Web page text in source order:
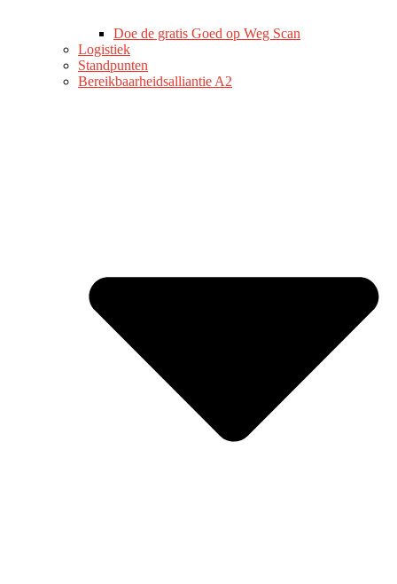
Doe de gratis Goed op Weg Scan
Logistiek
Standpunten
Bereikbaarheidsalliantie A2